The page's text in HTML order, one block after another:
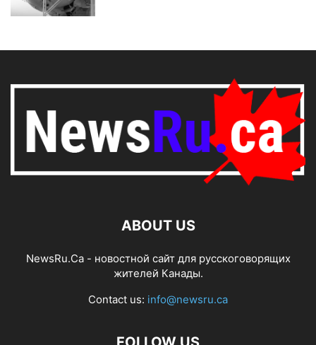
ABOUT US
NewsRu.Ca - новостной сайт для русскоговорящих
жителей Канады.
Contact us: info@newsru.ca